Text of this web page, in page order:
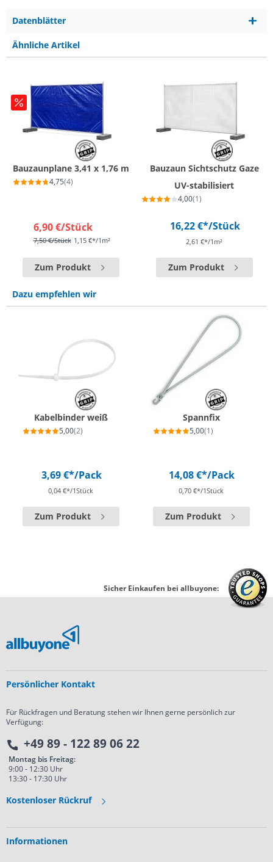
Datenblätter
Ähnliche Artikel
Bauzaunplane 3,41 x 1,76 m
4,75(4)
6,90 €/Stück
7,50 €/Stück 1,15 €*/1m²
Zum Produkt
Bauzaun Sichtschutz Gaze
UV-stabilisiert
4,00(1)
16,22 €*/Stück
2,61 €*/1m²
Zum Produkt
Dazu empfehlen wir
Kabelbinder weiß
5,00(2)
3,69 €*/Pack
0,04 €*/1Stück
Zum Produkt
Spannfix
5,00(1)
14,08 €*/Pack
0,70 €*/1Stück
Zum Produkt
Sicher Einkaufen bei allbuyone:
Persönlicher Kontakt
Für Rückfragen und Beratung stehen wir Ihnen gerne persönlich zur
Verfügung:
+49 89 - 122 89 06 22
Montag bis Freitag:
9:00 - 12:30 Uhr
13:30 - 17:30 Uhr
Kostenloser Rückruf
Informationen